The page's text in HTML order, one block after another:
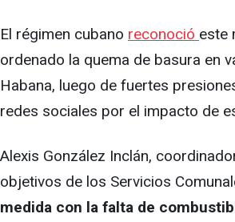
El régimen cubano reconoció este
ordenado la quema de basura en
Habana, luego de fuertes
redes sociales por el impacto de
Alexis González Inclán,
objetivos de los Servicios
medida con la falta de